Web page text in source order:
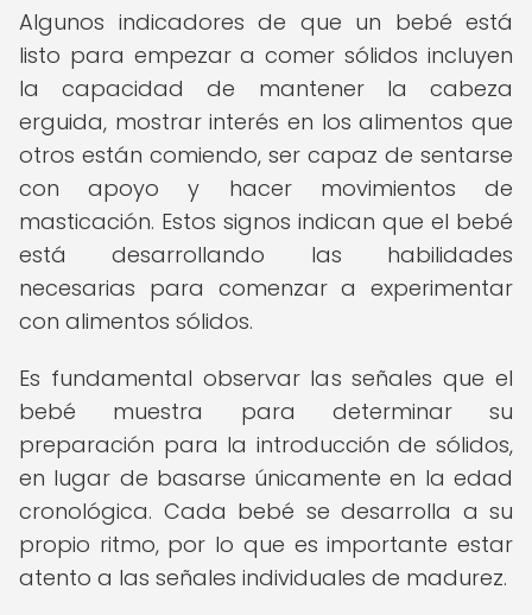
Algunos indicadores de que un bebé está
listo para empezar a comer sólidos incluyen
la capacidad de mantener la cabeza
erguida, mostrar interés en los alimentos que
otros están comiendo, ser capaz de sentarse
con apoyo y hacer movimientos de
masticación. Estos signos indican que el bebé
está desarrollando las habilidades
necesarias para comenzar a experimentar
con alimentos sólidos.
Es fundamental observar las señales que el
bebé muestra para determinar su
preparación para la introducción de sólidos,
en lugar de basarse únicamente en la edad
cronológica. Cada bebé se desarrolla a su
propio ritmo, por lo que es importante estar
atento a las señales individuales de madurez.